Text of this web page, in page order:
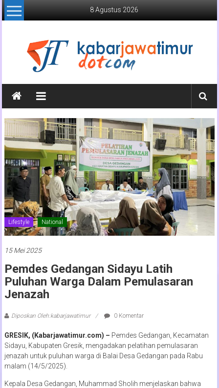
Lompat
ke
8 Agustus 2026
Kabar
Jawa
Timur
Media
Online
Jawa
Timur
Lifestyle National
15 Mei 2025
Pemdes Gedangan Sidayu Latih
Puluhan Warga Dalam Pemulasaran
Jenazah
Diposkan Oleh:kabarjawatimur 0 Komentar
GRESIK, (Kabarjawatimur.com) – Pemdes Gedangan, Kecamatan
Sidayu, Kabupaten Gresik, mengadakan pelatihan pemulasaran
jenazah untuk puluhan warga di Balai Desa Gedangan pada Rabu
malam (14/5/2025).
Kepala Desa Gedangan, Muhammad Sholih menjelaskan bahwa